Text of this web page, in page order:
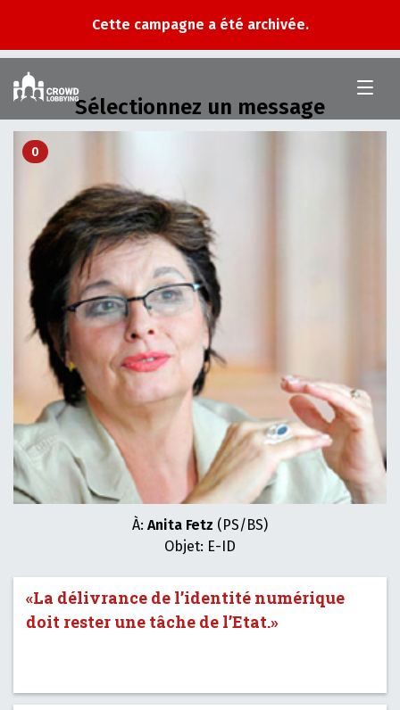
Cette campagne a été archivée.
Sélectionnez un message
0
À: Anita Fetz (PS/BS)
Objet: E-ID
«La délivrance de l’identité numérique
doit rester une tâche de l’Etat.»